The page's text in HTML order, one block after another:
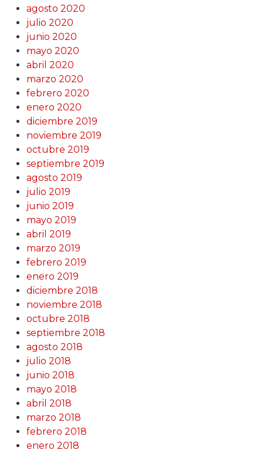
agosto 2020
julio 2020
junio 2020
mayo 2020
abril 2020
marzo 2020
febrero 2020
enero 2020
diciembre 2019
noviembre 2019
octubre 2019
septiembre 2019
agosto 2019
julio 2019
junio 2019
mayo 2019
abril 2019
marzo 2019
febrero 2019
enero 2019
diciembre 2018
noviembre 2018
octubre 2018
septiembre 2018
agosto 2018
julio 2018
junio 2018
mayo 2018
abril 2018
marzo 2018
febrero 2018
enero 2018